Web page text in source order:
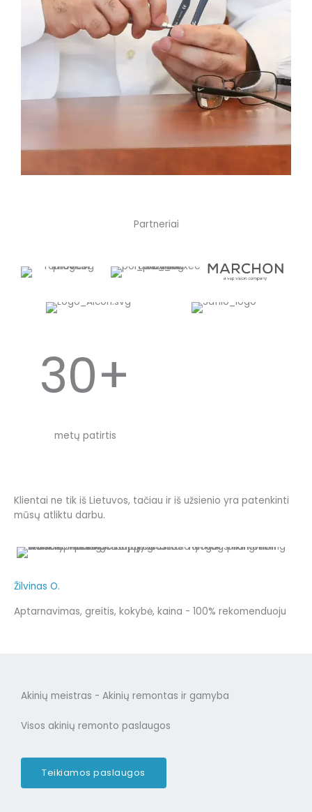
Partneriai
30+
metų patirtis
Klientai ne tik iš Lietuvos, tačiau ir iš užsienio yra patenkinti
mūsų atliktu darbu.
Žilvinas O.
Aptarnavimas, greitis, kokybė, kaina - 100% rekomenduoju
Akinių meistras - Akinių remontas ir gamyba
Visos akinių remonto paslaugos
Teikiamos paslaugos